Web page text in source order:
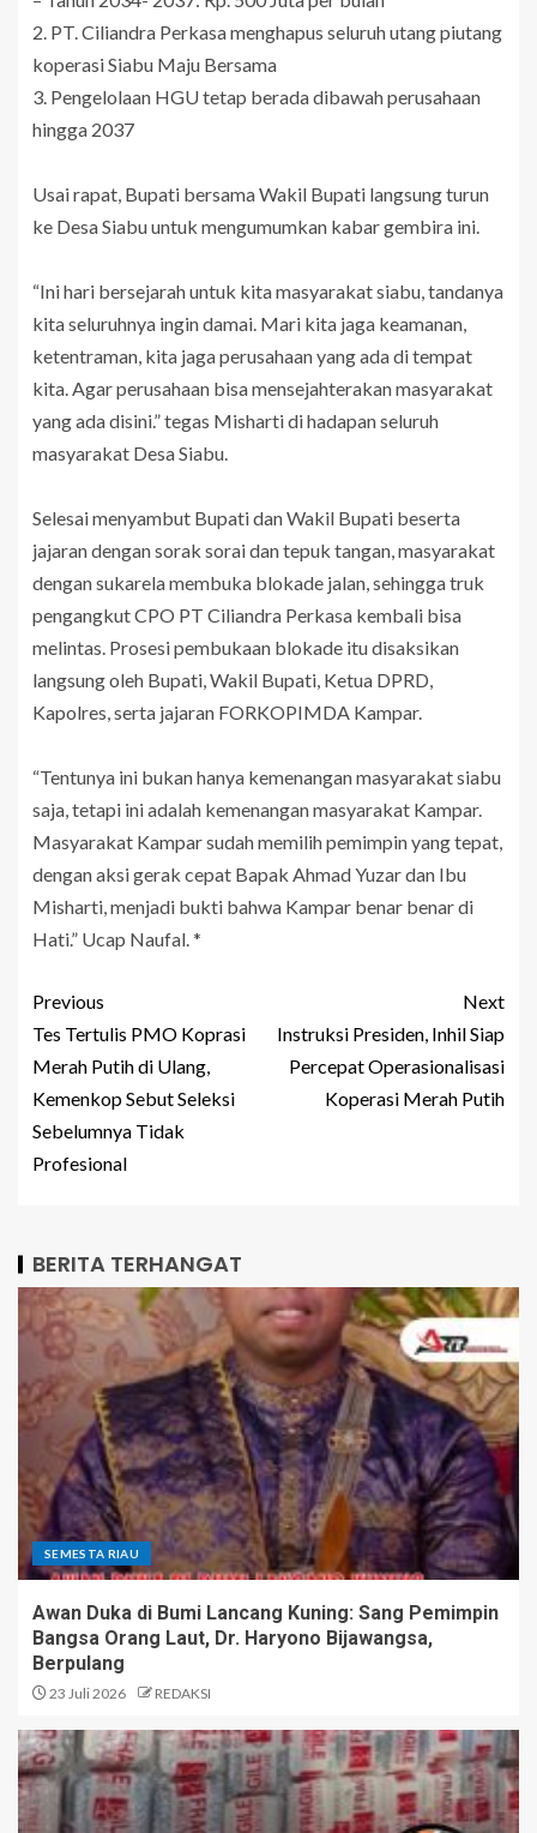
2. PT. Ciliandra Perkasa menghapus seluruh utang piutang
koperasi Siabu Maju Bersama
3. Pengelolaan HGU tetap berada dibawah perusahaan
hingga 2037
Usai rapat, Bupati bersama Wakil Bupati langsung turun
ke Desa Siabu untuk mengumumkan kabar gembira ini.
“Ini hari bersejarah untuk kita masyarakat siabu, tandanya
kita seluruhnya ingin damai. Mari kita jaga keamanan,
ketentraman, kita jaga perusahaan yang ada di tempat
kita. Agar perusahaan bisa mensejahterakan masyarakat
yang ada disini.” tegas Misharti di hadapan seluruh
masyarakat Desa Siabu.
Selesai menyambut Bupati dan Wakil Bupati beserta
jajaran dengan sorak sorai dan tepuk tangan, masyarakat
dengan sukarela membuka blokade jalan, sehingga truk
pengangkut CPO PT Ciliandra Perkasa kembali bisa
melintas. Prosesi pembukaan blokade itu disaksikan
langsung oleh Bupati, Wakil Bupati, Ketua DPRD,
Kapolres, serta jajaran FORKOPIMDA Kampar.
“Tentunya ini bukan hanya kemenangan masyarakat siabu
saja, tetapi ini adalah kemenangan masyarakat Kampar.
Masyarakat Kampar sudah memilih pemimpin yang tepat,
dengan aksi gerak cepat Bapak Ahmad Yuzar dan Ibu
Misharti, menjadi bukti bahwa Kampar benar benar di
Hati.” Ucap Naufal. *
Previous
Tes Tertulis PMO Koprasi
Merah Putih di Ulang,
Kemenkop Sebut Seleksi
Sebelumnya Tidak
Profesional
Next
Instruksi Presiden, Inhil Siap
Percepat Operasionalisasi
Koperasi Merah Putih
BERITA TERHANGAT
SEMESTA RIAU
Awan Duka di Bumi Lancang Kuning: Sang Pemimpin
Bangsa Orang Laut, Dr. Haryono Bijawangsa,
Berpulang
23 Juli 2026 REDAKSI